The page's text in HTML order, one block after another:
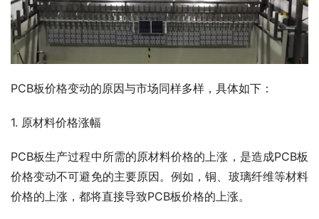
PCB板价格变动的原因与市场同样多样，具体如下：
1. 原材料价格涨幅
PCB板生产过程中所需的原材料价格的上涨，是造成PCB板
价格变动不可避免的主要原因。例如，铜、玻璃纤维等材料
价格的上涨，都将直接导致PCB板价格的上涨。